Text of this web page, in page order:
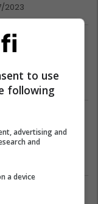
2023
djathë: Kënaqësi
të cilën
mishin!
2023
furra, e duan
to use
following
advertising and
and
a device